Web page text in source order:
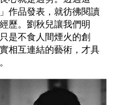
作品發表，就彷彿閱讀
歷。劉秋兒讓我們明
是不食人間煙火的創
相互連結的藝術，才具